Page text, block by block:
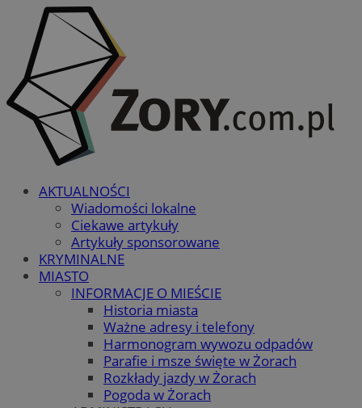
AKTUALNOŚCI
Wiadomości lokalne
Ciekawe artykuły
Artykuły sponsorowane
KRYMINALNE
MIASTO
INFORMACJE O MIEŚCIE
Historia miasta
Ważne adresy i telefony
Harmonogram wywozu odpadów
Parafie i msze święte w Żorach
Rozkłady jazdy w Żorach
Pogoda w Żorach